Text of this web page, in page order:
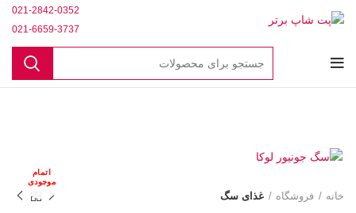
021-2842-0352
021-6659-3737
اتمام
موجودی
خانه فروشگاه غذای سگ